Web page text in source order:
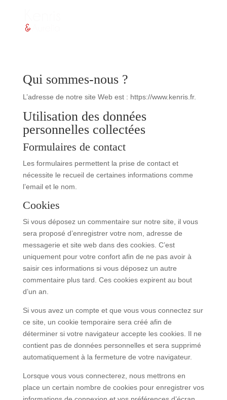
Qui sommes-nous ?
L’adresse de notre site Web est : https://www.kenris.fr.
Utilisation des données
personnelles collectées
Formulaires de contact
Les formulaires permettent la prise de contact et
nécessite le recueil de certaines informations comme
l’email et le nom.
Cookies
Si vous déposez un commentaire sur notre site, il vous
sera proposé d’enregistrer votre nom, adresse de
messagerie et site web dans des cookies. C’est
uniquement pour votre confort afin de ne pas avoir à
saisir ces informations si vous déposez un autre
commentaire plus tard. Ces cookies expirent au bout
d’un an.
Si vous avez un compte et que vous vous connectez sur
ce site, un cookie temporaire sera créé afin de
déterminer si votre navigateur accepte les cookies. Il ne
contient pas de données personnelles et sera supprimé
automatiquement à la fermeture de votre navigateur.
Lorsque vous vous connecterez, nous mettrons en
place un certain nombre de cookies pour enregistrer vos